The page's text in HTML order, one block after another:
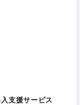
支援サービス